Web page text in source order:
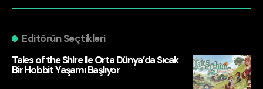
Editörün Seçtikleri
Tales of the Shire ile Orta Dünya’da Sıcak
Bir Hobbit Yaşamı Başlıyor